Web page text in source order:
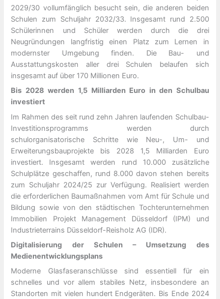
2029/30 vollumfänglich besucht sein, die anderen beiden
Schulen zum Schuljahr 2032/33. Insgesamt rund 2.500
Schülerinnen und Schüler werden durch die drei
Neugründungen langfristig einen Platz zum Lernen in
modernster Umgebung finden. Die Bau- und
Ausstattungskosten aller drei Schulen belaufen sich
insgesamt auf über 170 Millionen Euro.
Bis 2028 werden 1,5 Milliarden Euro in den Schulbau
investiert
Im Rahmen des seit rund zehn Jahren laufenden Schulbau-
Investitionsprogramms werden durch
schulorganisatorische Schritte wie Neu-, Um- und
Erweiterungsbauprojekte bis 2028 1,5 Milliarden Euro
investiert. Insgesamt werden rund 10.000 zusätzliche
Schulplätze geschaffen, rund 8.000 davon stehen bereits
zum Schuljahr 2024/25 zur Verfügung. Realisiert werden
die erforderlichen Baumaßnahmen vom Amt für Schule und
Bildung sowie von den städtischen Tochterunternehmen
Immobilien Projekt Management Düsseldorf (IPM) und
Industrieterrains Düsseldorf-Reisholz AG (IDR).
Digitalisierung der Schulen – Umsetzung des
Medienentwicklungsplans
Moderne Glasfaseranschlüsse sind essentiell für ein
schnelles und vor allem stabiles Netz, insbesondere an
Standorten mit vielen hundert Endgeräten. Bis Ende 2024